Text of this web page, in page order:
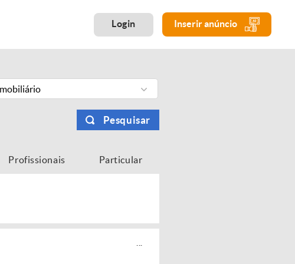
Login Inserir anúncio
Pesquisar
Profissionais Particular